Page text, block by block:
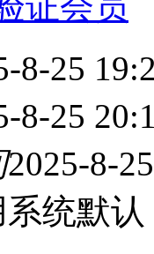
8-25
8-25
2025-8-
统默认